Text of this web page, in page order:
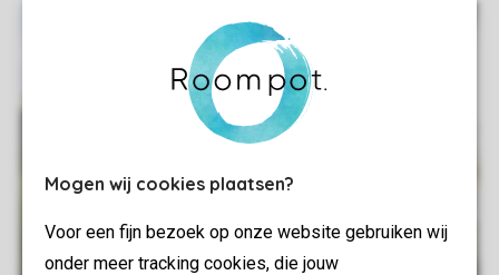
Mogen wij cookies plaatsen?
Voor een fijn bezoek op onze website gebruiken wij
onder meer tracking cookies, die jouw